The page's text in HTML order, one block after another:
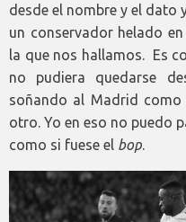
desde el nombre y el dato
un conservador helado
la que nos hallamos. Es
no pudiera quedarse
soñando al Madrid
otro. Yo en eso no puedo
como si fuese el bop.